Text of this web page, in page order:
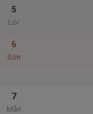
5
Lör
6
Sön
7
Mån